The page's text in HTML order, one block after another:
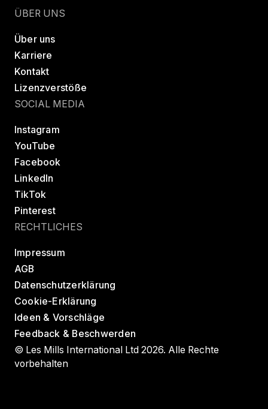
ÜBER UNS
Über uns
Karriere
Kontakt
Lizenzverstöße
SOCIAL MEDIA
Instagram
YouTube
Facebook
LinkedIn
TikTok
Pinterest
RECHTLICHES
Impressum
AGB
Datenschutzerklärung
Cookie-Erklärung
Ideen & Vorschläge
Feedback & Beschwerden
© Les Mills International Ltd 2026. Alle Rechte
vorbehalten